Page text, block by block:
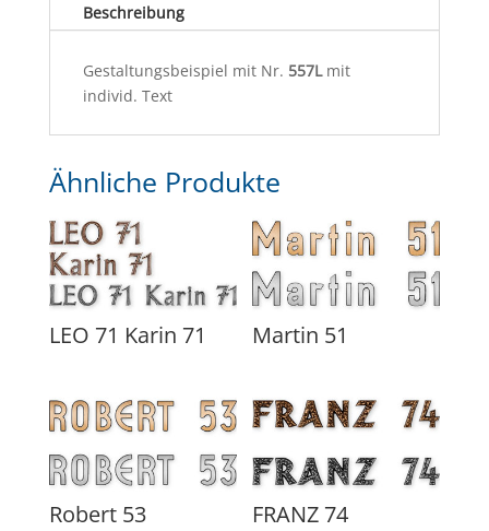
Beschreibung
Gestaltungsbeispiel mit Nr. 557Lmit
individ. Text
Ähnliche Produkte
LEO 71 Karin 71 Martin 51
Robert 53 FRANZ 74